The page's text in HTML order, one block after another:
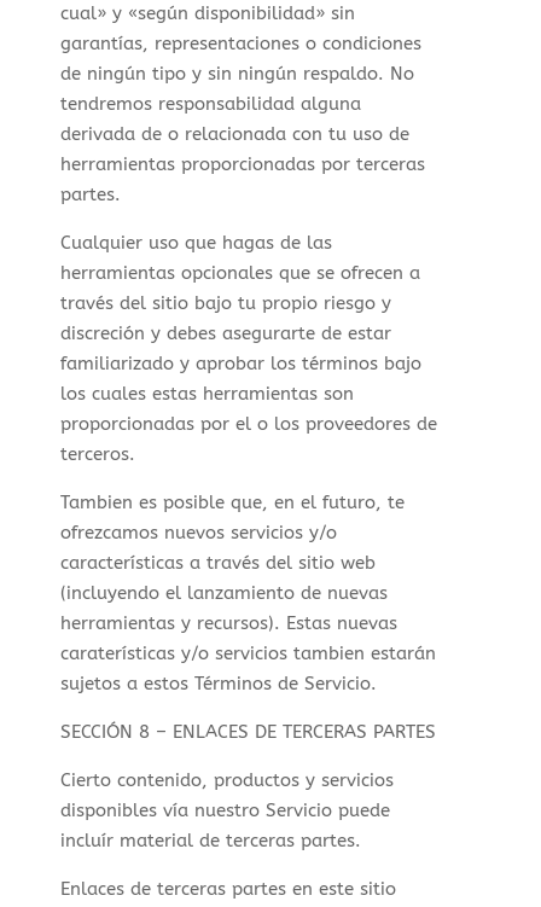
cual» y «según disponibilidad» sin
garantías, representaciones o condiciones
de ningún tipo y sin ningún respaldo. No
tendremos responsabilidad alguna
derivada de o relacionada con tu uso de
herramientas proporcionadas por terceras
partes.
Cualquier uso que hagas de las
herramientas opcionales que se ofrecen a
través del sitio bajo tu propio riesgo y
discreción y debes asegurarte de estar
familiarizado y aprobar los términos bajo
los cuales estas herramientas son
proporcionadas por el o los proveedores de
terceros.
Tambien es posible que, en el futuro, te
ofrezcamos nuevos servicios y/o
características a través del sitio web
(incluyendo el lanzamiento de nuevas
herramientas y recursos). Estas nuevas
caraterísticas y/o servicios tambien estarán
sujetos a estos Términos de Servicio.
SECCIÓN 8 – ENLACES DE TERCERAS PARTES
Cierto contenido, productos y servicios
disponibles vía nuestro Servicio puede
incluír material de terceras partes.
Enlaces de terceras partes en este sitio